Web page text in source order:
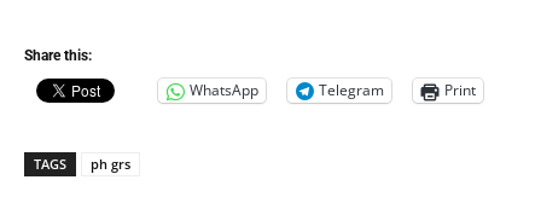
Share this:
WhatsApp Telegram Print
TAGS ph grs